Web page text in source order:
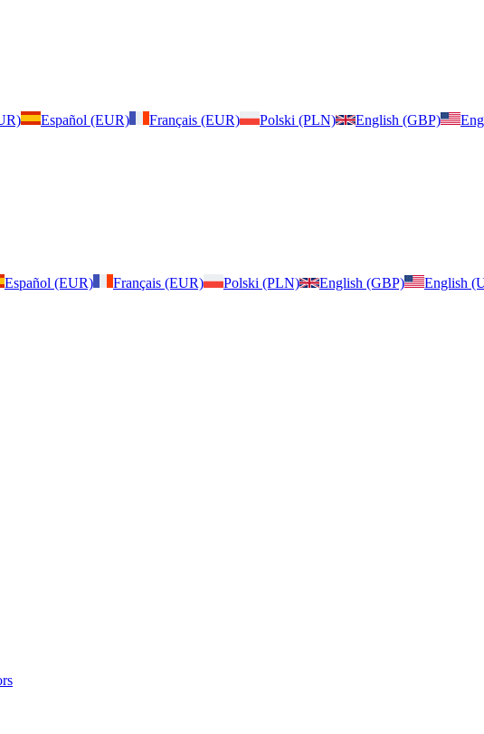
Español (EUR) Français (EUR) Polski (PLN) English (GBP)
Español (EUR) Français (EUR) Polski (PLN) English (GBP)
English